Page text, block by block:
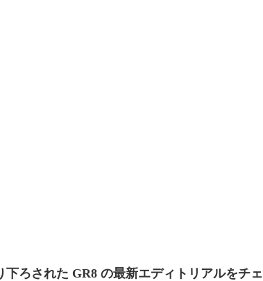
下ろされた GR8 の最新エディトリアルをチェ